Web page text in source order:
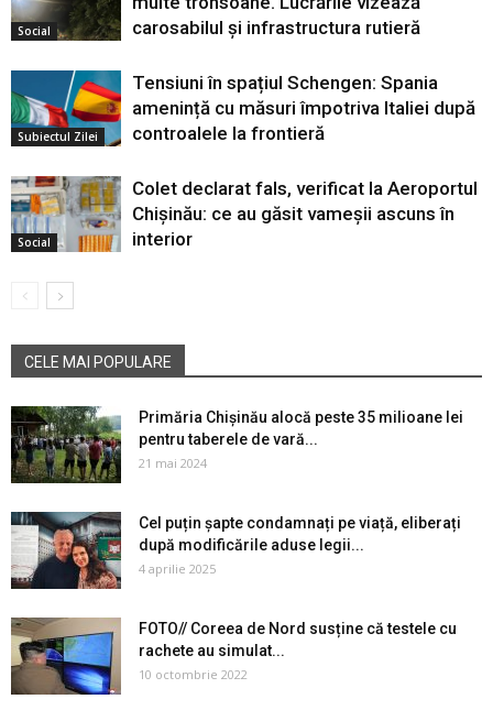
Social
carosabilul și infrastructura rutieră
Subiectul Zilei
Tensiuni în spațiul Schengen: Spania
amenință cu măsuri împotriva Italiei după
controalele la frontieră
Social
Colet declarat fals, verificat la Aeroportul
Chișinău: ce au găsit vameșii ascuns în
interior
CELE MAI POPULARE
Primăria Chișinău alocă peste 35 milioane lei
pentru taberele de vară...
21 mai 2024
Cel puțin șapte condamnați pe viață, eliberați
după modificările aduse legii...
4 aprilie 2025
FOTO// Coreea de Nord susține că testele cu
rachete au simulat...
10 octombrie 2022